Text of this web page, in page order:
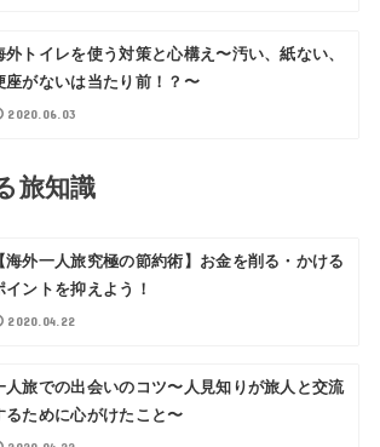
外トイレを使う対策と心構え〜汚い、紙ない、
座がないは当たり前！？〜
2020.06.03
旅知識
海外一人旅究極の節約術】お金を削る・かける
イントを抑えよう！
2020.04.22
人旅での出会いのコツ〜人見知りが旅人と交流
るために心がけたこと〜